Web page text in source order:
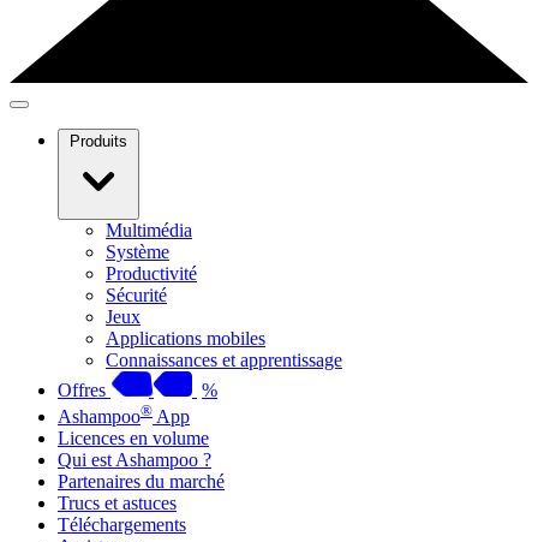
Produits
Multimédia
Système
Productivité
Sécurité
Jeux
Applications mobiles
Connaissances et apprentissage
Offres
%
Ashampoo® App
Licences en volume
Qui est Ashampoo ?
Partenaires du marché
Trucs et astuces
Téléchargements